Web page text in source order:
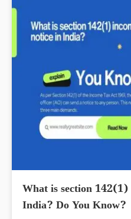
What is section
India? Do You Know?